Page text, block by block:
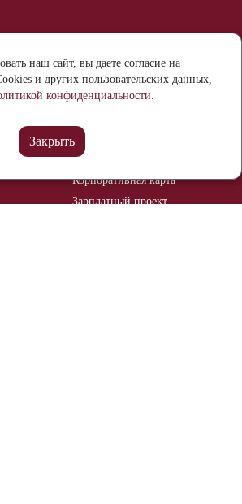
в
Эквайринг
Корпоративная карта
Зарплатный проект
наш сайт, вы даете согласие на
и других пользовательских данных,
конфиденциальности.
Закрыть